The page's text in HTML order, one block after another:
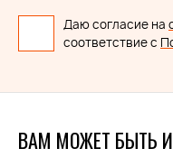
Даю согласие на
соответствие с
ВАМ МОЖЕТ БЫТЬ